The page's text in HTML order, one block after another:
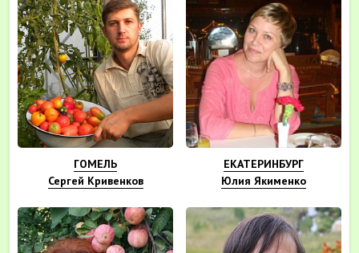
ГОМЕЛЬ
Сергей Кривенков
ЕКАТЕРИНБУРГ
Юлия Якименко